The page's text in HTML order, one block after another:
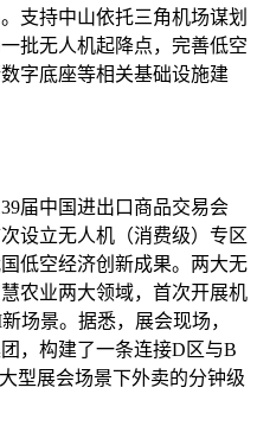
支持中山依托三角机场谋划
批无人机起降点，完善低空
字底座等相关基础设施建
届中国进出口商品交易会
设立无人机（消费级）专区
低空经济创新成果。两大无
农业两大领域，首次开展机
场景。据悉，展会现场，
，构建了一条连接D区与B
型展会场景下外卖的分钟级